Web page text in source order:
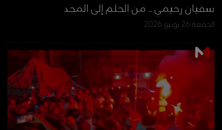
سفيان رحيمي .. من الحلم إلى المجد
الجمعة 26 يونيو 2026